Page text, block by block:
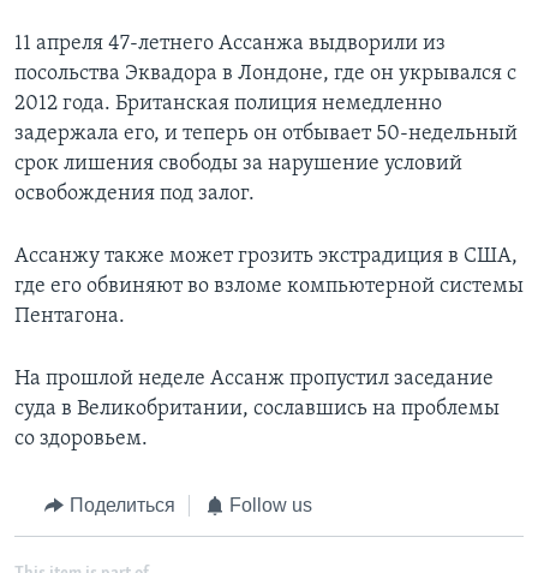
11 апреля 47-летнего Ассанжа выдворили из
посольства Эквадора в Лондоне, где он укрывался с
2012 года. Британская полиция немедленно
задержала его, и теперь он отбывает 50-недельный
срок лишения свободы за нарушение условий
освобождения под залог.
Ассанжу также может грозить экстрадиция в США,
где его обвиняют во взломе компьютерной системы
Пентагона.
На прошлой неделе Ассанж пропустил заседание
суда в Великобритании, сославшись на проблемы
со здоровьем.
Поделиться Follow us